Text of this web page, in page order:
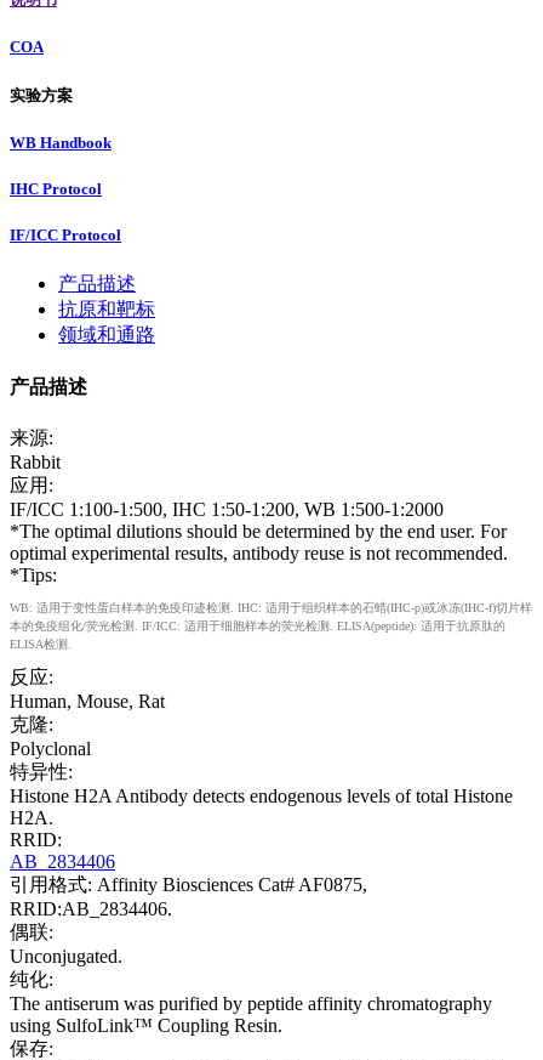
COA
实验方案
WB Handbook
IHC Protocol
IF/ICC Protocol
产品描述
抗原和靶标
领域和通路
产品描述
来源:
Rabbit
应用:
IF/ICC 1:100-1:500, IHC 1:50-1:200, WB 1:500-1:2000
*The optimal dilutions should be determined by the end user. For
optimal experimental results, antibody reuse is not recommended.
*Tips:
WB: 适用于变性蛋白样本的免疫印迹检测. IHC: 适用于组织样本的石蜡(IHC-p)或冰冻(IHC-f)切片样
本的免疫组化/荧光检测. IF/ICC: 适用于细胞样本的荧光检测. ELISA(peptide): 适用于抗原肽的
ELISA检测.
反应:
Human, Mouse, Rat
克隆:
Polyclonal
特异性:
Histone H2A Antibody detects endogenous levels of total Histone
H2A.
RRID:
AB_2834406
引用格式: Affinity Biosciences Cat# AF0875,
RRID:AB_2834406.
偶联:
Unconjugated.
纯化:
The antiserum was purified by peptide affinity chromatography
using SulfoLink™ Coupling Resin.
保存: